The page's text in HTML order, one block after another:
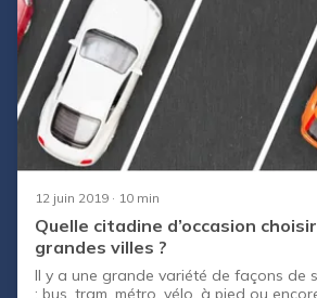
12 juin 2019 · 10 min
Quelle citadine d’occasion
grandes villes ?
Il y a une grande variété de façons de
: bus, tram, métro, vélo, à pied ou